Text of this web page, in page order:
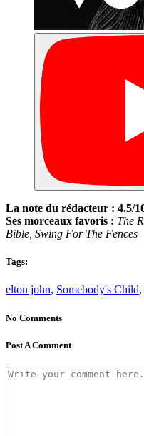
La note du rédacteur : 4.5/
Ses morceaux favoris : The
Bible, Swing For The Fences
Tags:
elton john, Somebody's Child,
No Comments
Post A Comment